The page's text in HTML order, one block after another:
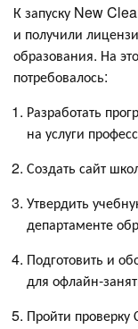
К запуску New
и получили
образования. На
потребовалось:
Разработать
на услуги
Создать сайт
Утвердить
департаменте
Подготовить и
для
Пройти